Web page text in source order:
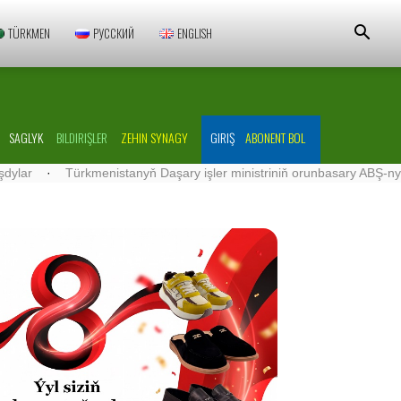
TÜRKMEN РУССКИЙ ENGLISH
SAGLYK BILDIRIŞLER ZEHIN SYNAGY GIRIŞ ABONENT BOL
Daşary işler ministriniň orunbasary ABŞ-nyň